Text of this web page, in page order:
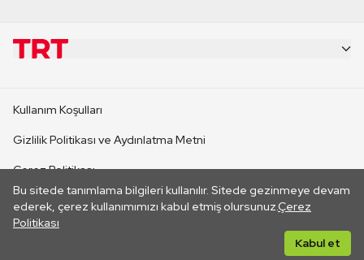
Bu sitede tanımlama bilgileri kullanılır. Sitede gezinmeye devam
ederek, çerez kullanımımızı kabul etmiş olursunuz.Çerez
Politikası
Kabul et
CANLI YAYINLAR
Kullanım Koşulları
Gizlilik Politikası ve Aydınlatma Metni
Çerez Politikası
İletişim
Her hakkı saklıdır. ©2026 TRT. Bağlantı yoluyla gidilen dış